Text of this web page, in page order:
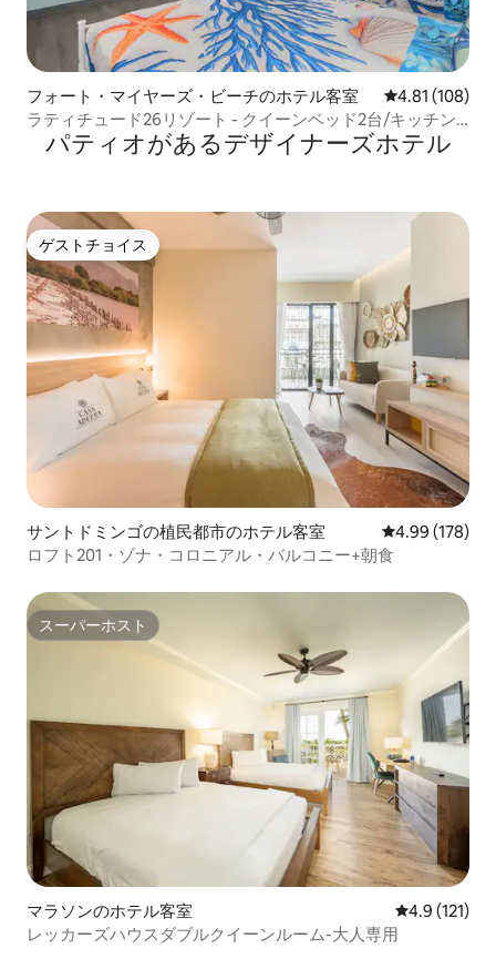
フォート・マイヤーズ・ビーチのホテル客室 レビュー108
4.81 (108)
ラティチュード26リゾート - クイーンベッド2台/キッチン/
ガーデンビュー
パティオがあるデ⁠ザ⁠イ⁠ナ⁠ー⁠ズホ⁠テ⁠ル
ゲストチョイス
ゲストチョイス
サントドミンゴの植民都市のホテル客室 レビュー178
4.99 (178)
ロフト201・ゾナ・コロニアル・バルコニー+朝食
スーパーホスト
スーパーホスト
マラソンのホテル客室 レビュー121
4.9 (121)
レッカーズハウスダブルクイーンルーム-大人専用